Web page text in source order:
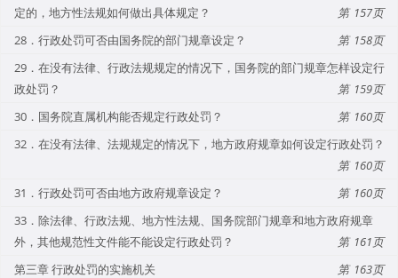
定的，地方性法规如何做出具体规定？
157
28．行政处罚可否由国务院的部门规章设定？
158
29．在没有法律、行政法规规定的情况下，国务院的部门规章怎样设定行
政处罚？
159
30．国务院直属机构能否规定行政处罚？
160
32．在没有法律、法规规定的情况下，地方政府规章如何设定行政处罚？
160
31．行政处罚可否由地方政府规章设定？
160
33．除法律、行政法规、地方性法规、国务院部门规章和地方政府规章
外，其他规范性文件能不能设定行政处罚？
161
第三章 行政处罚的实施机关
163